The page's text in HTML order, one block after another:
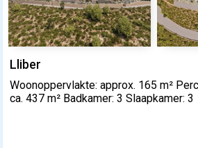
Lliber
Woonoppervlakte: approx. 165 m²
ca. 437 m² Badkamer: 3 Slaapkamer: 3